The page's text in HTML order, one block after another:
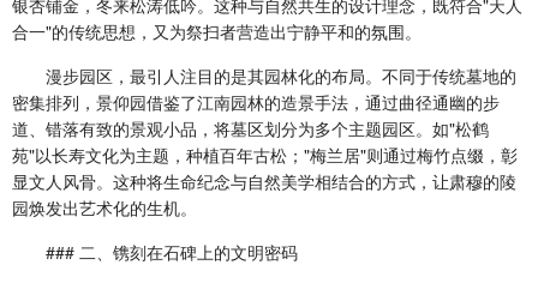
银杏铺金，冬来松涛低吟。这种与自然共生的设计理念，既符合"天人
合一"的传统思想，又为祭扫者营造出宁静平和的氛围。
漫步园区，最引人注目的是其园林化的布局。不同于传统墓地的
密集排列，景仰园借鉴了江南园林的造景手法，通过曲径通幽的步
道、错落有致的景观小品，将墓区划分为多个主题园区。如"松鹤
苑"以长寿文化为主题，种植百年古松；"梅兰居"则通过梅竹点缀，彰
显文人风骨。这种将生命纪念与自然美学相结合的方式，让肃穆的陵
园焕发出艺术化的生机。
### 二、镌刻在石碑上的文明密码